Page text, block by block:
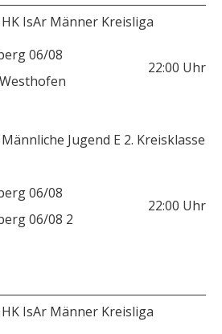
IsAr Männer Kreisliga
06/08
22:00 Uhr
Jugend E 2. Kreisklasse
06/08
06/08 2
22:00 Uhr
IsAr Männer Kreisliga